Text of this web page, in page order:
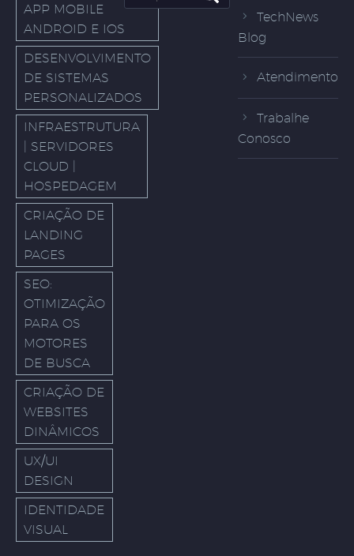
APP MOBILE
ANDROID E IOS
DESENVOLVIMENTO
DE SISTEMAS
PERSONALIZADOS
INFRAESTRUTURA
| SERVIDORES
CLOUD |
HOSPEDAGEM
CRIAÇÃO DE
LANDING
PAGES
SEO:
OTIMIZAÇÃO
PARA OS
MOTORES
DE BUSCA
CRIAÇÃO DE
WEBSITES
DINÂMICOS
UX/UI
DESIGN
IDENTIDADE
VISUAL
TechNews
Blog
Atendimento
Trabalhe
Conosco